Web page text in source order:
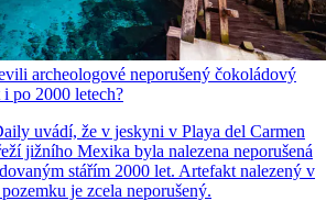
archeologové neporušený čokoládový
po 2000 letech?
uvádí, že v jeskyni v Playa del Carmen
jižního Mexika byla nalezena neporušená
stářím 2000 let. Artefakt nalezený v
je zcela neporušený.